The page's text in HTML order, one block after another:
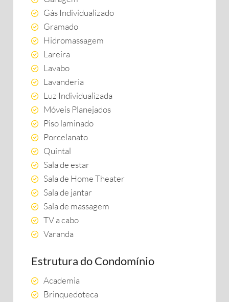
Gás Individualizado
Gramado
Hidromassagem
Lareira
Lavabo
Lavanderia
Luz Individualizada
Móveis Planejados
Piso laminado
Porcelanato
Quintal
Sala de estar
Sala de Home Theater
Sala de jantar
Sala de massagem
TV a cabo
Varanda
Estrutura do Condomínio
Academia
Brinquedoteca